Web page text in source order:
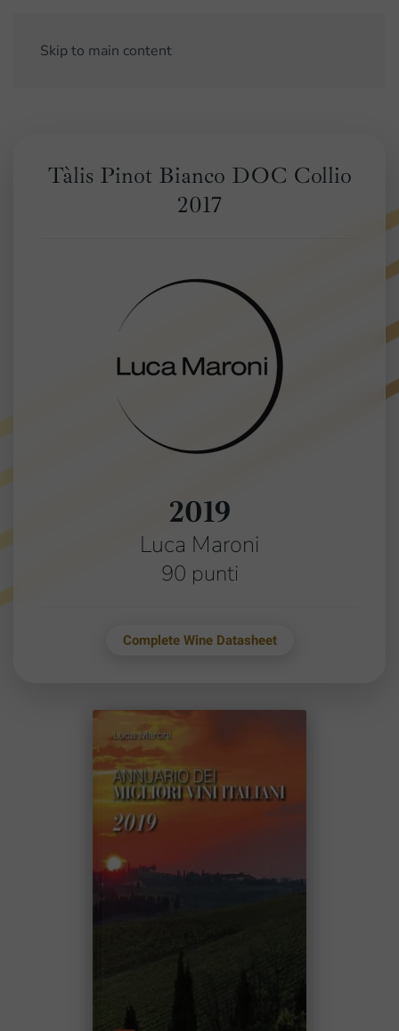
Skip to main content
Tàlis Pinot Bianco DOC Collio
2017
2019
Luca Maroni
90 punti
Complete Wine Datasheet